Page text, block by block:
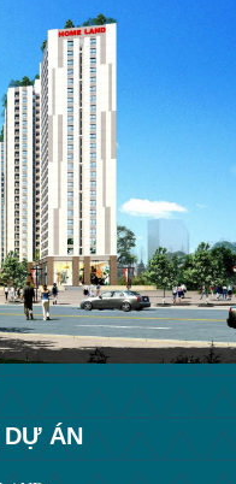
ÁN
Lê Trọng Tấn, Hà Đông